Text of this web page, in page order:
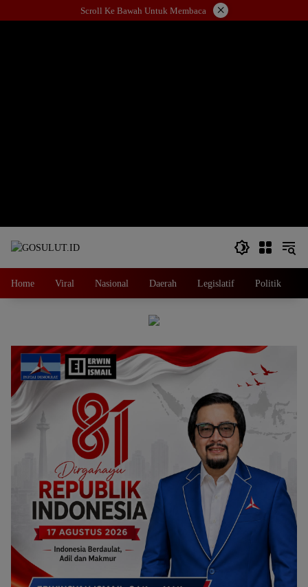
ke
Scroll Ke Bawah Untuk Membaca ×
Home Viral Nasional Daerah Legislatif Politik